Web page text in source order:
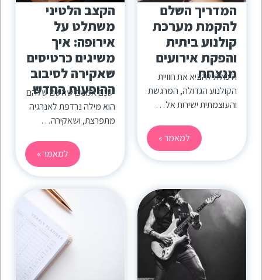
המדריך השלם
להקמת מערכת
קולנוע ביתית
והפקת אירועים
מנצחת
היכולת להביא את חוויית
הקולנוע הגדולה, המרגשת
והעוצמתית ישירות אל…
למאמר »
הקצב הלטיני
משתלט על
אירופה: איך
משיגים כרטיסים
שאקירה לסיבוב
ההופעות החדש
ישנם אמנים שהשם שלהם
הוא מילה נרדפת לאנרגיה
מתפרצת, ושאקירה…
למאמר »